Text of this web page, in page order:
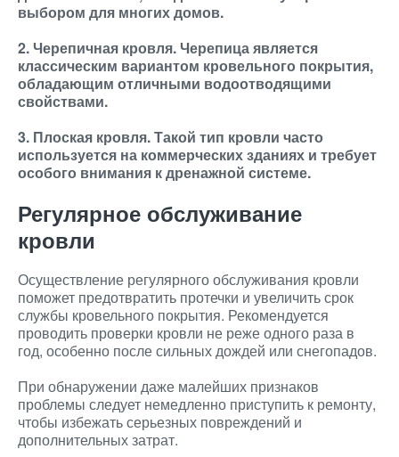
выбором для многих домов.
2. Черепичная кровля. Черепица является
классическим вариантом кровельного покрытия,
обладающим отличными водоотводящими
свойствами.
3. Плоская кровля. Такой тип кровли часто
используется на коммерческих зданиях и требует
особого внимания к дренажной системе.
Регулярное обслуживание
кровли
Осуществление регулярного обслуживания кровли
поможет предотвратить протечки и увеличить срок
службы кровельного покрытия. Рекомендуется
проводить проверки кровли не реже одного раза в
год, особенно после сильных дождей или снегопадов.
При обнаружении даже малейших признаков
проблемы следует немедленно приступить к ремонту,
чтобы избежать серьезных повреждений и
дополнительных затрат.